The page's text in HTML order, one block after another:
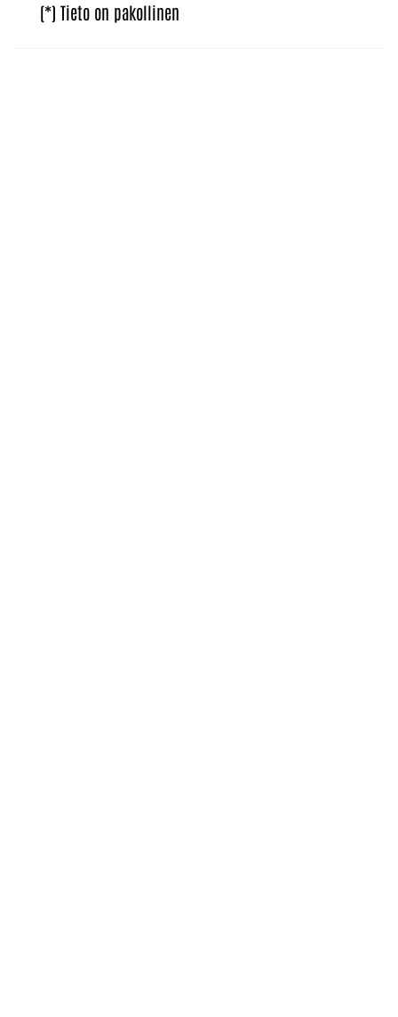
(*) Tieto on pakollinen